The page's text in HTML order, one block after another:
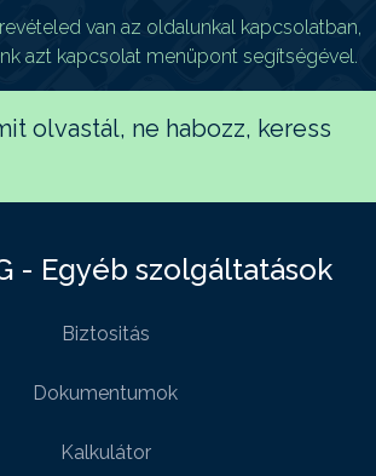
van az oldalunkal kapcsolatban,
azt kapcsolat menüpont segítségével.
olvastál, ne habozz, keress
- Egyéb szolgáltatások
Biztositás
Dokumentumok
Kalkulátor